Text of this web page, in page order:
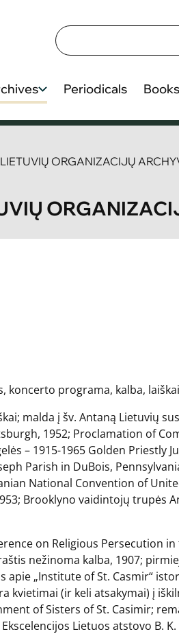
Periodicals Books
ORGANIZACIJŲ
koncerto programa, kalba,
malda į šv. Antaną Lietuvių
1952; Proclamation of
– 1915-1965 Golden Priestly
Parish in DuBois,
National Convention of
Brooklyno vaidintojų trupės
on Religious Persecution in
nežinoma kalba, 1907;
„Institute of St. Casmir“
kvietimai (ir keli atsakymai) į
of Sisters of St. Casimir;
Lietuos atstovo B.